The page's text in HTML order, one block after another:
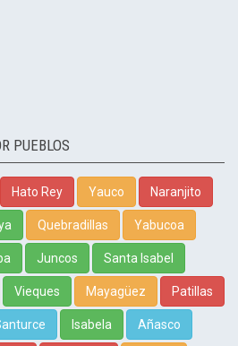
PUEBLOS
Hato Rey Yauco Naranjito
Quebradillas Yabucoa
Juncos Santa Isabel
Vieques Mayagüez Patillas
Isabela Añasco